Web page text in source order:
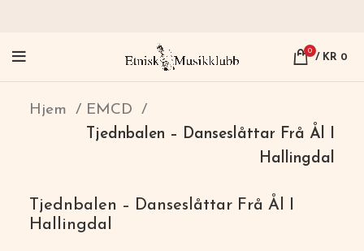
0
/ KR 0
Hjem
EMCD
Tjednbalen – Danseslåttar Frå Ål I
Hallingdal
Tjednbalen – Danseslåttar Frå Ål I
Hallingdal